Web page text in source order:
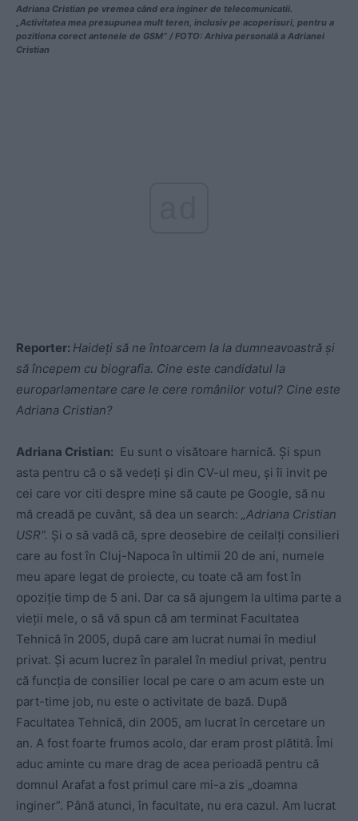
Adriana Cristian pe vremea când era inginer de telecomunicatii.
„Activitatea mea presupunea mult teren, inclusiv pe acoperisuri, pentru a
pozitiona corect antenele de GSM“ / FOTO: Arhiva personală a Adrianei
Cristian
Reporter: Haideți să ne întoarcem la la dumneavoastră și
să începem cu biografia. Cine este candidatul la
europarlamentare care le cere românilor votul? Cine este
Adriana Cristian?
Adriana Cristian: Eu sunt o visătoare harnică. Și spun
asta pentru că o să vedeți și din CV-ul meu, și îi invit pe
cei care vor citi despre mine să caute pe Google, să nu
mă creadă pe cuvânt, să dea un search: „Adriana Cristian
USR”. Și o să vadă că, spre deosebire de ceilalți consilieri
care au fost în Cluj-Napoca în ultimii 20 de ani, numele
meu apare legat de proiecte, cu toate că am fost în
opoziție timp de 5 ani. Dar ca să ajungem la ultima parte a
vieții mele, o să vă spun că am terminat Facultatea
Tehnică în 2005, după care am lucrat numai în mediul
privat. Și acum lucrez în paralel în mediul privat, pentru
că funcția de consilier local pe care o am acum este un
part-time job, nu este o activitate de bază. După
Facultatea Tehnică, din 2005, am lucrat în cercetare un
an. A fost foarte frumos acolo, dar eram prost plătită. Îmi
aduc aminte cu mare drag de acea perioadă pentru că
domnul Arafat a fost primul care mi-a zis „doamna
inginer”. Până atunci, în facultate, nu era cazul. Am lucrat